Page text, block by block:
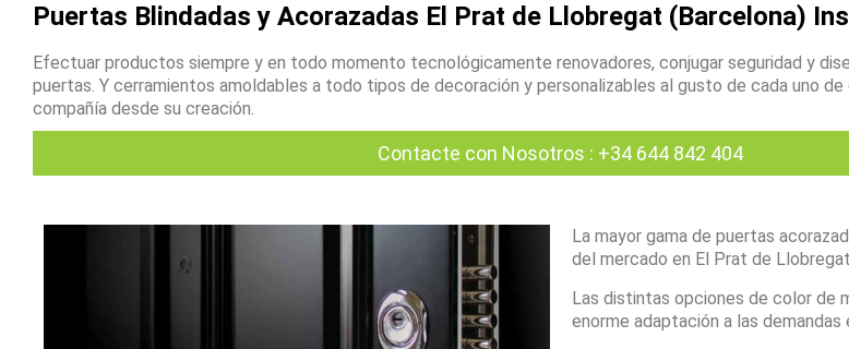
Puertas Blindadas y Acorazadas El Prat de Llobregat (Barcelona)
Efectuar productos siempre y en todo momento tecnológicamente renovadores, conjugar seguridad y
puertas. Y cerramientos amoldables a todo tipos de decoración y personalizables al gusto de cada uno
compañía desde su creación.
Contacte con Nosotros : +34 644 842 404
La mayor gama de puertas
del mercado en El Prat de
Las distintas opciones de color de
enorme adaptación a las